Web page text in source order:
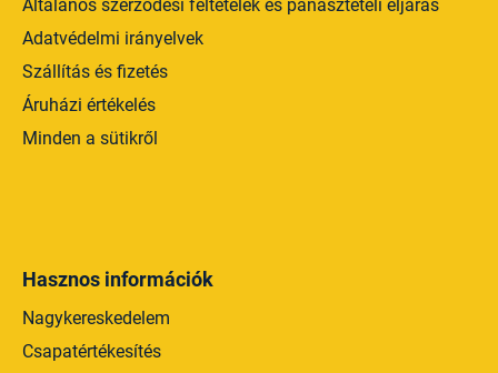
Általános szerződési feltételek és panasztételi eljárás
Adatvédelmi irányelvek
Szállítás és fizetés
Áruházi értékelés
Minden a sütikről
Hasznos információk
Nagykereskedelem
Csapatértékesítés